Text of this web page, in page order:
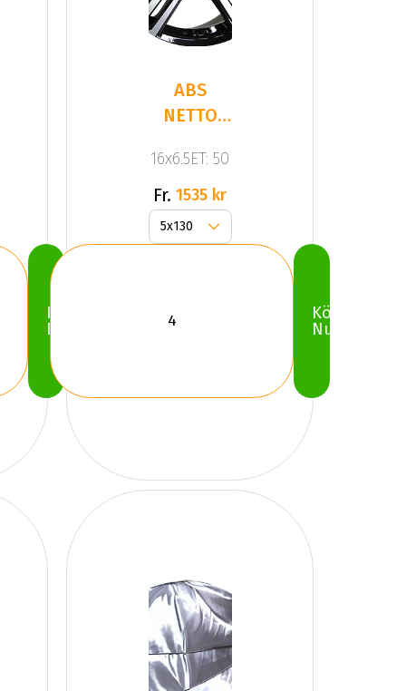
Köp
Nu
ABS
NETTO
Gloss
Black /
Pol
16x6.5ET: 50
Fr. 1535 kr
Köp
Nu